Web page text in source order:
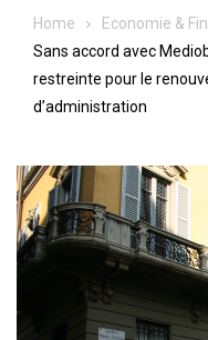
Home
Economie &
Sans accord avec
restreinte pour le
d’administration